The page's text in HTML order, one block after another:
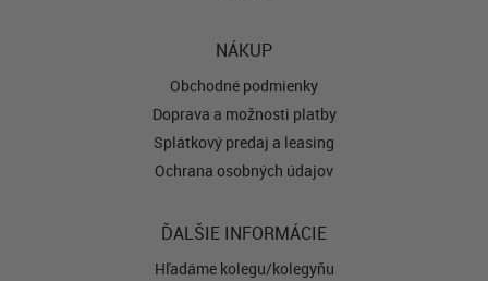
NÁKUP
Obchodné podmienky
Doprava a možnosti platby
Splátkový predaj a leasing
Ochrana osobných údajov
ĎALŠIE INFORMÁCIE
Hľadáme kolegu/kolegyňu